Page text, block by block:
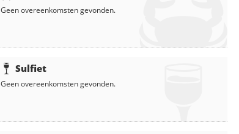
Geen overeenkomsten gevonden.
Sulfiet
Geen overeenkomsten gevonden.